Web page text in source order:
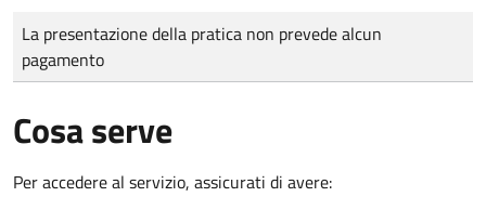
Tipo di pagamento
Importo
La presentazione della pratica non prevede alcun
pagamento
Cosa serve
Per accedere al servizio, assicurati di avere: